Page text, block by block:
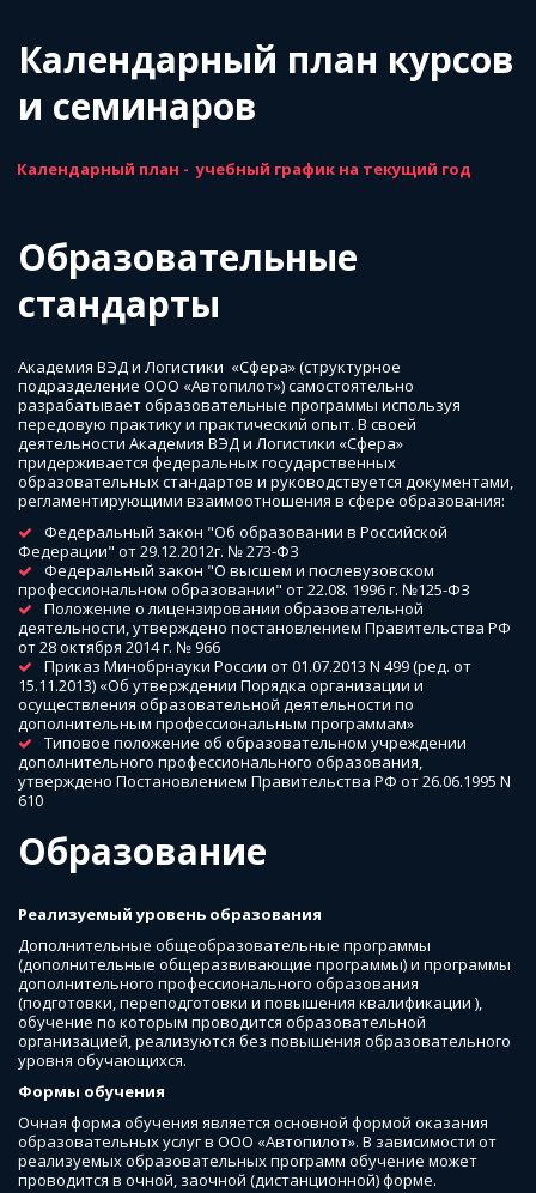
Календарный план курсов
и семинаров
Календарный план -  учебный график на текущий год
Образовательные
стандарты
Академия ВЭД и Логистики  «Сфера» (структурное
подразделение ООО «Автопилот») самостоятельно
разрабатывает образовательные программы используя
передовую практику и практический опыт. В своей
деятельности Академия ВЭД и Логистики «Сфера»
придерживается федеральных государственных
образовательных стандартов и руководствуется документами,
регламентирующими взаимоотношения в сфере образования:
Федеральный закон "Об образовании в Российской
Федерации" от 29.12.2012г. № 273-ФЗ
Федеральный закон "О высшем и послевузовском
профессиональном образовании" от 22.08. 1996 г. №125-ФЗ
Положение о лицензировании образовательной
деятельности, утверждено постановлением Правительства РФ
от 28 октября 2014 г. № 966
Приказ Минобрнауки России от 01.07.2013 N 499 (ред. от
15.11.2013) «Об утверждении Порядка организации и
осуществления образовательной деятельности по
дополнительным профессиональным программам»
Типовое положение об образовательном учреждении
дополнительного профессионального образования,
утверждено Постановлением Правительства РФ от 26.06.1995 N
610
Образование
Реализуемый уровень образования
Дополнительные общеобразовательные программы
(дополнительные общеразвивающие программы) и программы
дополнительного профессионального образования
(подготовки, переподготовки и повышения квалификации ),
обучение по которым проводится образовательной
организацией, реализуются без повышения образовательного
уровня обучающихся.
Формы обучения
Очная форма обучения является основной формой оказания
образовательных услуг в ООО «Автопилот». В зависимости от
реализуемых образовательных программ обучение может
проводится в очной, заочной (дистанционной) форме.